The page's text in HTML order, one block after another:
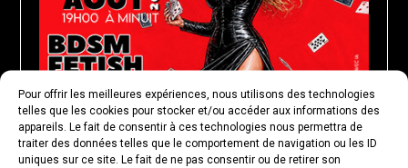
Pour offrir les meilleures expériences, nous utilisons des technologies
telles que les cookies pour stocker et/ou accéder aux informations des
appareils. Le fait de consentir à ces technologies nous permettra de
traiter des données telles que le comportement de navigation ou les ID
uniques sur ce site. Le fait de ne pas consentir ou de retirer son